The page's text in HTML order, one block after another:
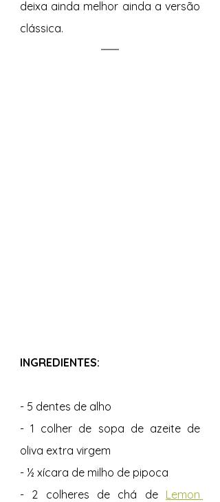
deixa ainda melhor ainda a versão
clássica.
INGREDIENTES:
- 5 dentes de alho
- 1 colher de sopa de azeite de
oliva extra virgem
- ½ xícara de milho de pipoca
- 2 colheres de chá de Lemon